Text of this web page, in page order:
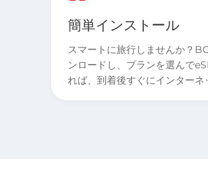
簡単インストール
スマートに旅行しませんか？
ンロードし、プランを選んで
れば、到着後すぐにインターネ